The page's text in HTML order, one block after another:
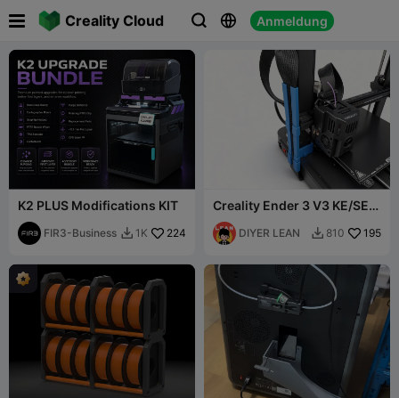
Creality Cloud   Anmeldung

K2 PLUS Modifications KIT
FIR3-Business  1K 224
Creality Ender 3 V3 KE/SE
Kabelbaum-Organizer-
HalterungDIYER LEAN  810 195